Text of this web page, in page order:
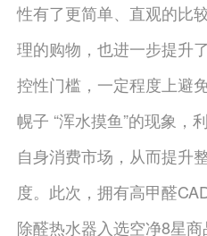
性有了更简单、直观的比
理的购物，也进一步提升了
控性门槛，一定程度上避
幌子 “浑水摸鱼”的现象，
自身消费市场，从而提升
度。此次，拥有高甲醛
除醛热水器入选空净8星商